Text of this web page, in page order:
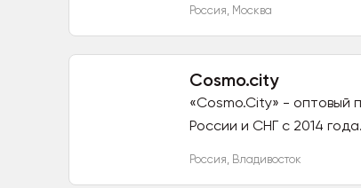
Россия, Москва
Cosmo.city
«Cosmo.City» - оптовый
России и СНГ с 2014
Россия, Владивосток